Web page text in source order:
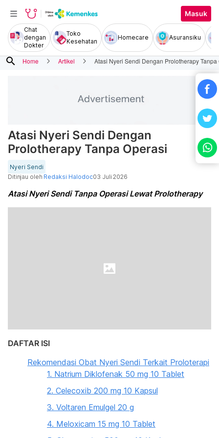
Masuk
Chat
dengan
Dokter
Toko
Kesehatan
Homecare Asuransiku
search Home Artikel Atasi Nyeri Sendi Dengan Prolotherapy Tanpa
Atasi Nyeri Sendi Dengan
Prolotherapy Tanpa Operasi
Nyeri Sendi
Ditinjau oleh Redaksi Halodoc03 Juli 2026
Atasi Nyeri Sendi Tanpa Operasi Lewat Prolotherapy
DAFTAR ISI
Rekomendasi Obat Nyeri Sendi Terkait Proloterapi
1. Natrium Diklofenak 50 mg 10 Tablet
2. Celecoxib 200 mg 10 Kapsul
3. Voltaren Emulgel 20 g
4. Meloxicam 15 mg 10 Tablet